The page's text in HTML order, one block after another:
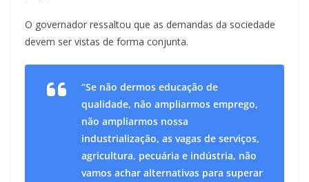
O governador ressaltou que as demandas da sociedade
devem ser vistas de forma conjunta.
“Se não dermos educação de
qualidade, não ampliarmos emprego,
não ampliarmos nossa
industrialização, as vagas de serviços,
agricultura, pecuária e indústria, não
vamos achar alternativas para superar